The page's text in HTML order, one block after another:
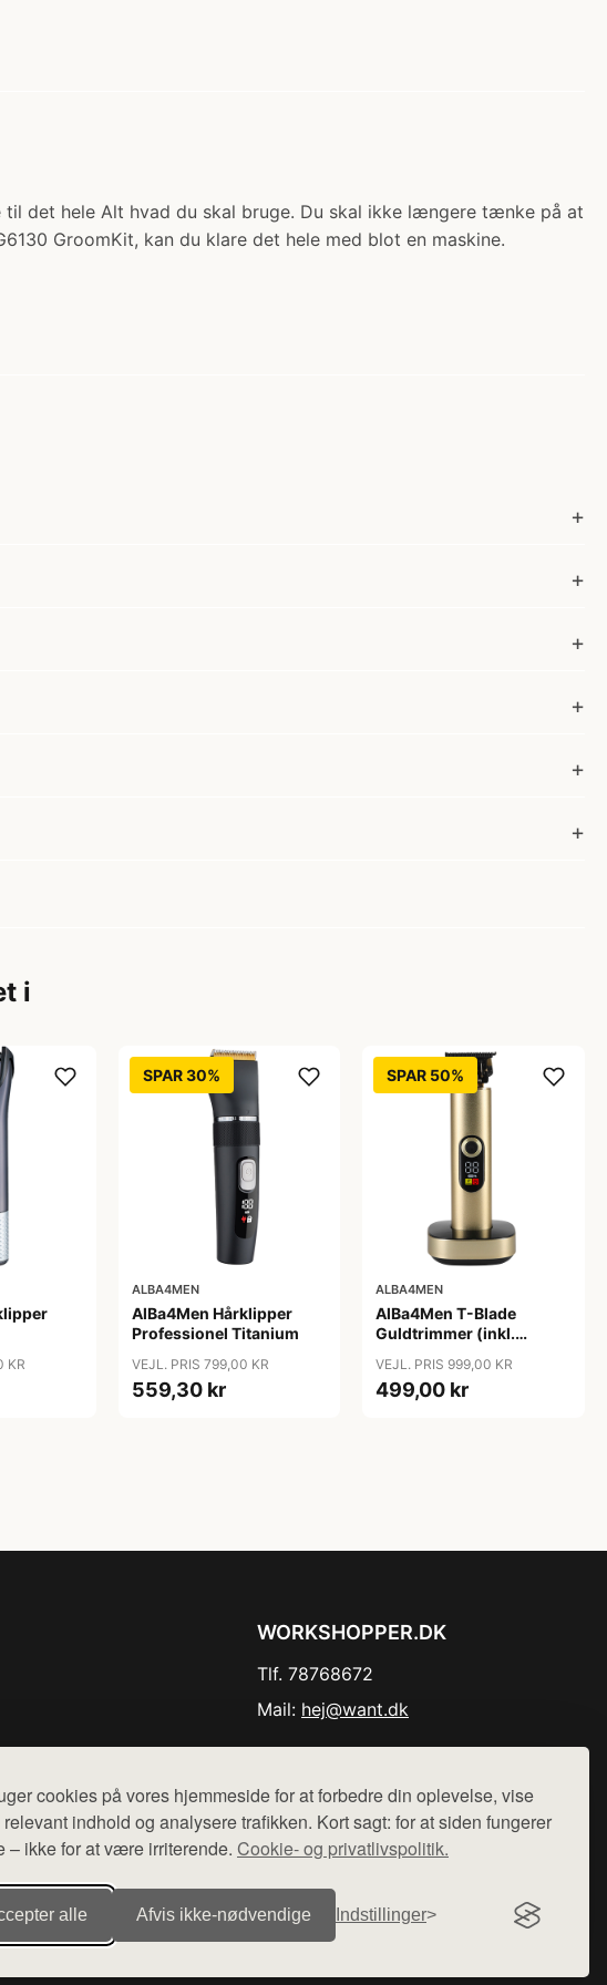
cookies på vores hjemmeside for at forbedre din oplevelse, vise
relevant indhold og analysere trafikken. Kort sagt: for at siden fungerer
– ikke for at være irriterende. Cookie- og privatlivspolitik.
alle Afvis ikke‑nødvendige Indstillinger
til det hele Alt hvad du skal bruge. Du skal ikke længere tænke på at
GroomKit, kan du klare det hele med blot en maskine.
i
KR
SPAR 30%
ALBA4MEN
AlBa4Men Hårklipper
Professionel Titanium
VEJL. PRIS 799,00 KR
559,30 kr
SPAR 50%
ALBA4MEN
AlBa4Men T-Blade
Guldtrimmer (inkl.
VEJL. PRIS 999,00 KR
499,00 kr
WORKSHOPPER.DK
Tlf. 78768672
Mail: hej@want.dk
webshops. Der sælges ikke varer fra denne side - vi henviser til de shops,